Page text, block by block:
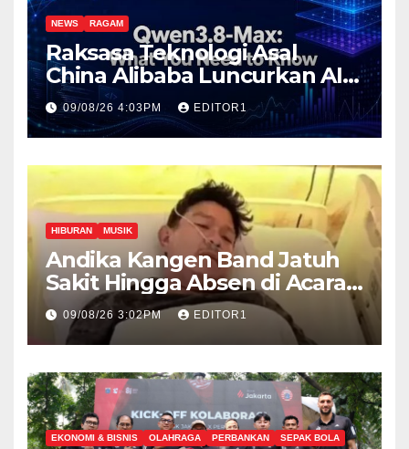
NEWS RAGAM
Raksasa Teknologi Asal
China Alibaba Luncurkan AI
Paling Canggih Qwen3.-Max
09/08/26 4:03PM EDITOR1
HIBURAN MUSIK
Andika Kangen Band Jatuh
Sakit Hingga Absen di Acara
The Sounds Project day 2
09/08/26 3:02PM EDITOR1
EKONOMI & BISNIS OLAHRAGA PERBANKAN SEPAK BOLA